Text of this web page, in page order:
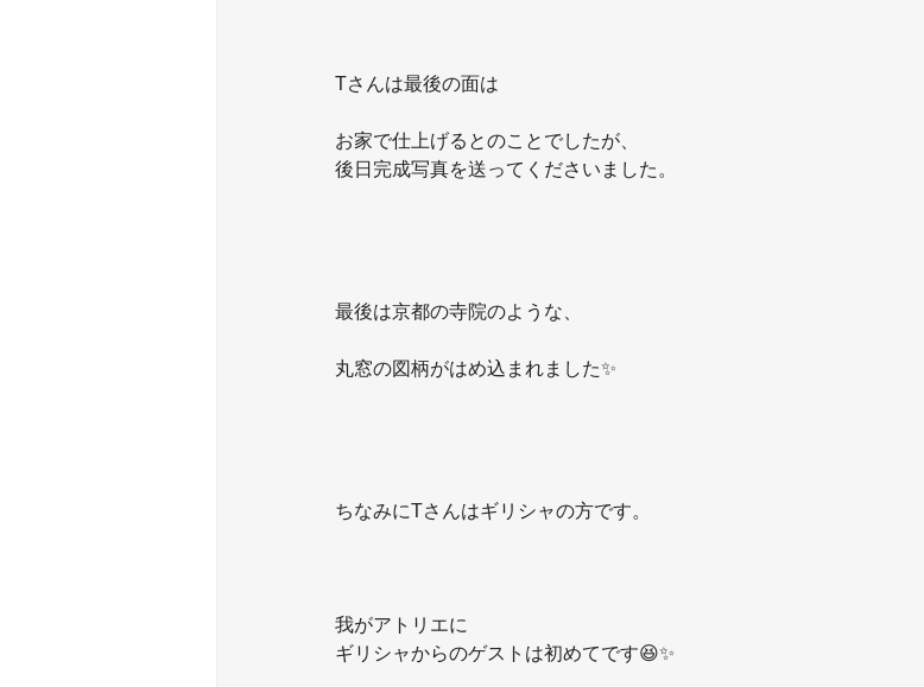
Tさんは最後の面は
お家で仕上げるとのことでしたが、
後日完成写真を送ってくださいました。
最後は京都の寺院のような、
丸窓の図柄がはめ込まれました✨
ちなみにTさんはギリシャの方です。
我がアトリエに
ギリシャからのゲストは初めてです😆✨